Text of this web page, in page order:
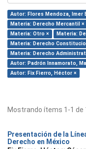
Autor: Flores Mendoza, Imer
Materia: Derecho Mercantil ×
Materia: Otro ×
Materia:
Materia: Derecho
Materia: Derecho
Autor: Padrón Innamorato,
Autor: Fix Fierro, Héctor ×
Mostrando ítems 1-1 de
Presentación de la
Derecho en México